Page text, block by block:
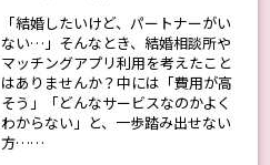
「結婚したいけど、パートナーがい
ない…」そんなとき、結婚相談所や
マッチングアプリ利用を考えたこと
はありませんか？中には「費用が高
そう」「どんなサービスなのかよく
わからない」と、一歩踏み出せない
方……